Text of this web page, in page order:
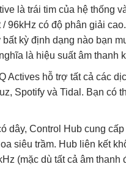
là trái tim của hệ thống
/ 96kHz có độ phân giải
bất kỳ định dạng nào bạn
là hiệu suất âm thanh
Actives hỗ trợ tất cả các
Spotify và Tidal. Bạn có
dây, Control Hub cung
siêu trầm. Hub liên kết
(mặc dù tất cả âm